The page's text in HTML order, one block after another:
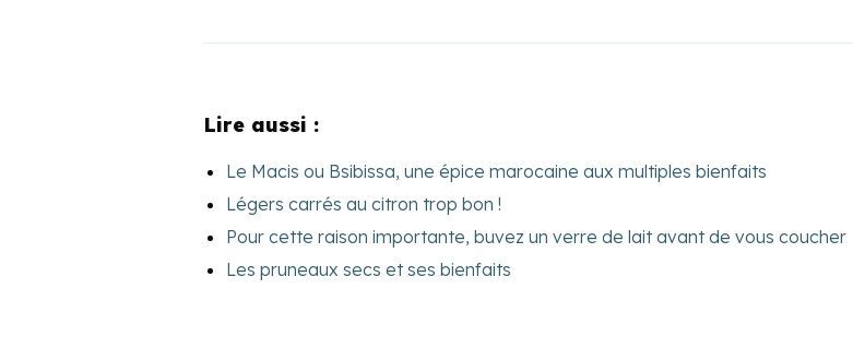
Lire aussi :
Le Macis ou Bsibissa, une épice marocaine aux multiples bienfaits
Légers carrés au citron trop bon !
Pour cette raison importante, buvez un verre de lait avant de vous coucher
Les pruneaux secs et ses bienfaits